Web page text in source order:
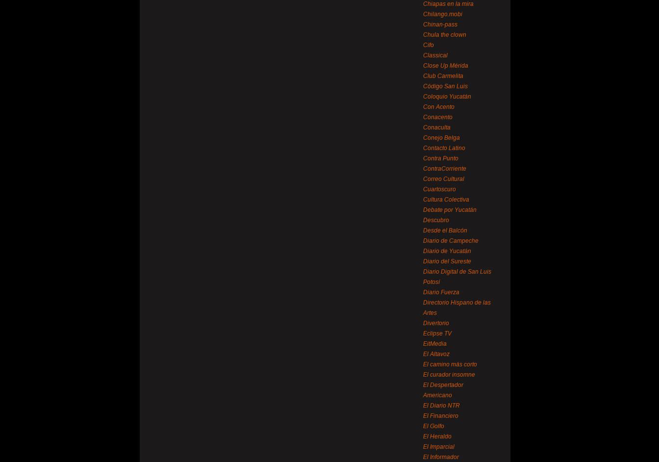
Chiapas en la mira
Chilango.mobi
Chinan-pass
Chula the clown
Cifo
Classical
Close Up Mérida
Club Carmelita
Código San Luis
Coloquio Yucatán
Con Acento
Conacento
Conaculta
Conejo Belga
Contacto Latino
Contra Punto
ContraCorriente
Correo Cultural
Cuartoscuro
Cultura Colectiva
Debate por Yucatán
Descubro
Desde el Balcón
Diario de Campeche
Diario de Yucatán
Diario del Sureste
Diario Digital de San Luis
Potosí
Diario Fuerza
Directorio Hispano de las
Artes
Divertorio
Eclipse TV
EitMedia
El Altavoz
El camino más corto
El curador insomne
El Despertador
Americano
El Diario NTR
El Financiero
El Golfo
El Heraldo
El Imparcial
El Informador